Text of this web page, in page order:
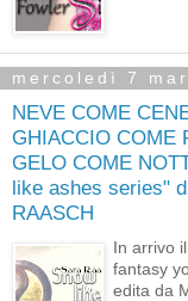
mercoledì 7
NEVE COME
GHIACCIO COME
GELO COME
like ashes series"
RAASCH
In arrivo
fantasy
edita da